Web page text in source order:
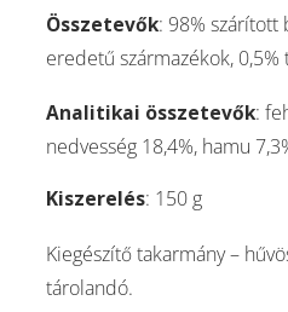
Összetevők: 98% szárított
eredetű származékok, 0,5%
Analitikai összetevők:
nedvesség 18,4%, hamu
Kiszerelés: 150 g
Kiegészítő takarmány –
tárolandó.